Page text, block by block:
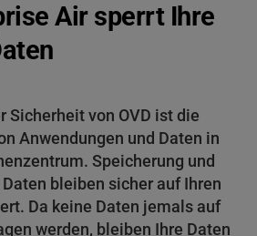
Air sperrt Ihre
Sicherheit von OVD ist die
Anwendungen und Daten in
Speicherung und
bleiben sicher auf Ihren
Da keine Daten jemals auf
werden, bleiben Ihre Daten